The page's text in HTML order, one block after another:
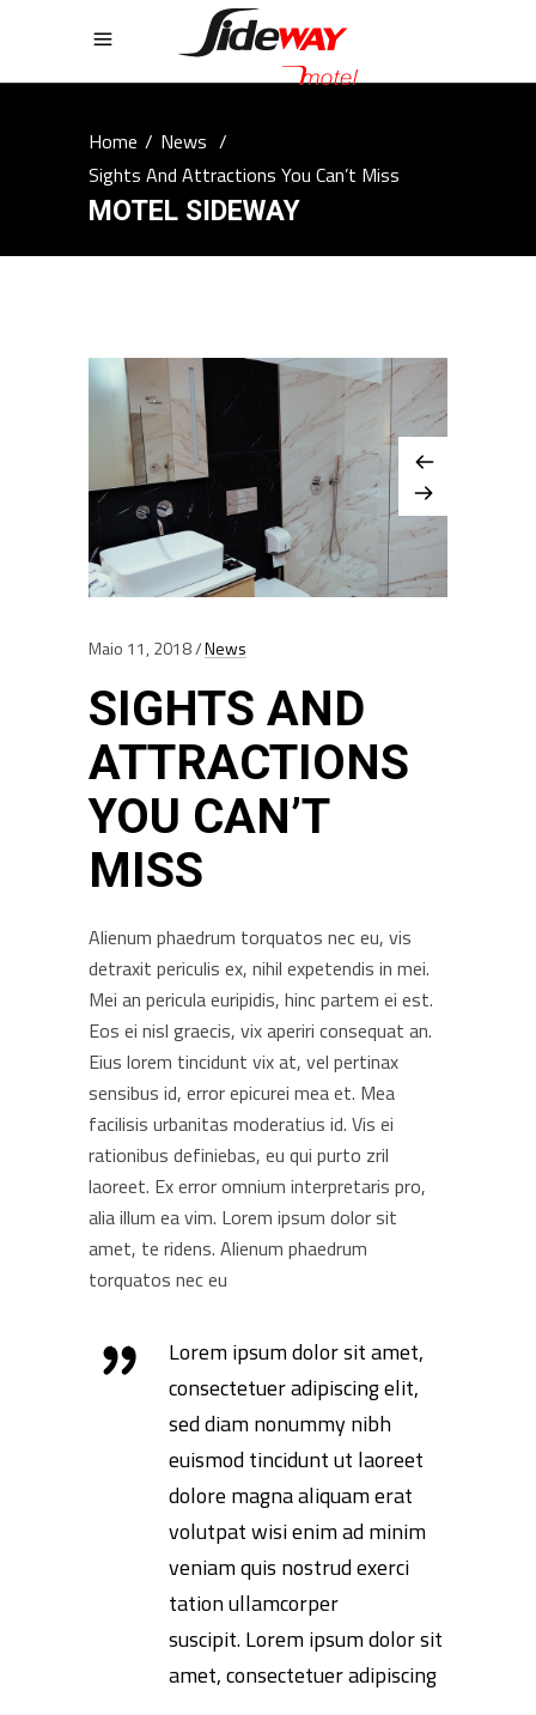
Home/News /
Sights And Attractions You Can’t Miss
MOTEL SIDEWAY
Maio 11, 2018 News
SIGHTS AND
ATTRACTIONS
YOU CAN’T
MISS
Alienum phaedrum torquatos nec eu, vis
detraxit periculis ex, nihil expetendis in mei.
Mei an pericula euripidis, hinc partem ei est.
Eos ei nisl graecis, vix aperiri consequat an.
Eius lorem tincidunt vix at, vel pertinax
sensibus id, error epicurei mea et. Mea
facilisis urbanitas moderatius id. Vis ei
rationibus definiebas, eu qui purto zril
laoreet. Ex error omnium interpretaris pro,
alia illum ea vim. Lorem ipsum dolor sit
amet, te ridens. Alienum phaedrum
torquatos nec eu
Lorem ipsum dolor sit amet,
consectetuer adipiscing elit,
sed diam nonummy nibh
euismod tincidunt ut laoreet
dolore magna aliquam erat
volutpat wisi enim ad minim
veniam quis nostrud exerci
tation ullamcorper
suscipit. Lorem ipsum dolor sit
amet, consectetuer adipiscing